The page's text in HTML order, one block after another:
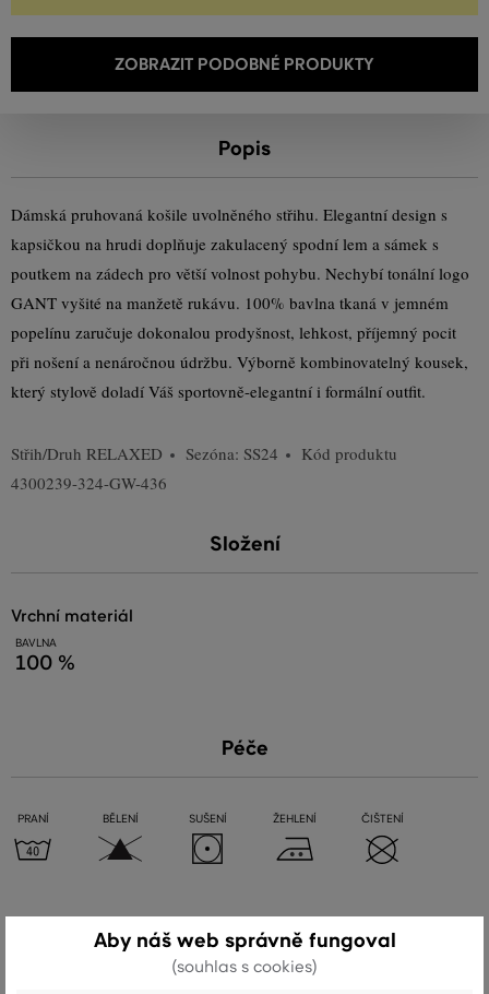
ZOBRAZIT PODOBNÉ PRODUKTY
Popis
Dámská pruhovaná košile uvolněného střihu. Elegantní design s
kapsičkou na hrudi doplňuje zakulacený spodní lem a sámek s
poutkem na zádech pro větší volnost pohybu. Nechybí tonální logo
GANT vyšité na manžetě rukávu. 100% bavlna tkaná v jemném
popelínu zaručuje dokonalou prodyšnost, lehkost, příjemný pocit
při nošení a nenáročnou údržbu. Výborně kombinovatelný kousek,
který stylově doladí Váš sportovně-elegantní i formální outfit.
Střih/Druh RELAXED Sezóna: SS24
Kód produktu
4300239-324-GW-436
Složení
vrchní materiál
BAVLNA
100 %
Péče
PRANÍ BĚLENÍ SUŠENÍ ŽEHLENÍ ČIŠTENÍ
Doporučené produkty
Aby náš web správně fungoval
(souhlas s cookies)